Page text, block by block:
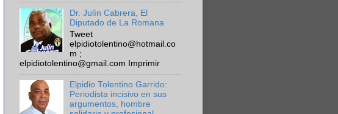
Dr. Julín Cabrera, El
Diputado de La Romana
Tweet
elpidiotolentino@hotmail.co
m ;
elpidiotolentino@gmail.com Imprimir
Elpidio Tolentino Garrido:
Periodista incisivo en sus
argumentos, hombre